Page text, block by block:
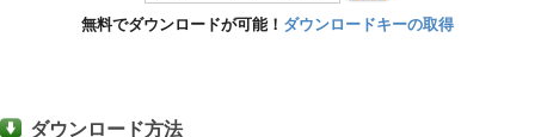
無料でダウンロードが可能！ ダウンロードキーの取得
ダウンロード方法